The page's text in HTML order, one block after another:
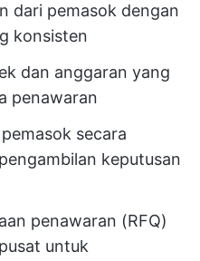
dari pemasok dengan
konsisten
dan anggaran yang
penawaran
secara
keputusan
penawaran (RFQ)
untuk